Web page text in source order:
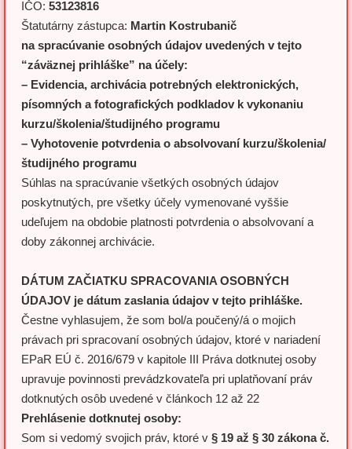
IČO: 53123816
Štatutárny zástupca: Martin Kostrubanič
na spracúvanie osobných údajov uvedených v tejto
“záväznej prihláške” na účely:
– Evidencia, archivácia potrebných elektronických,
písomných a fotografických podkladov k vykonaniu
kurzu/školenia/študijného programu
– Vyhotovenie potvrdenia o absolvovaní kurzu/školenia/
študijného programu
Súhlas na spracúvanie všetkých osobných údajov
poskytnutých, pre všetky účely vymenované vyššie
udeľujem na obdobie platnosti potvrdenia o absolvovaní a
doby zákonnej archivácie.
DÁTUM ZAČIATKU SPRACOVANIA OSOBNÝCH
ÚDAJOV je dátum zaslania údajov v tejto prihláške.
Čestne vyhlasujem, že som bol/a poučený/á o mojich
právach pri spracovaní osobných údajov, ktoré v nariadení
EPaR EÚ č. 2016/679 v kapitole III Práva dotknutej osoby
upravuje povinnosti prevádzkovateľa pri uplatňovaní práv
dotknutých osôb uvedené v článkoch 12 až 22
Prehlásenie dotknutej osoby:
Som si vedomý svojich práv, ktoré v § 19 až § 30 zákona č.